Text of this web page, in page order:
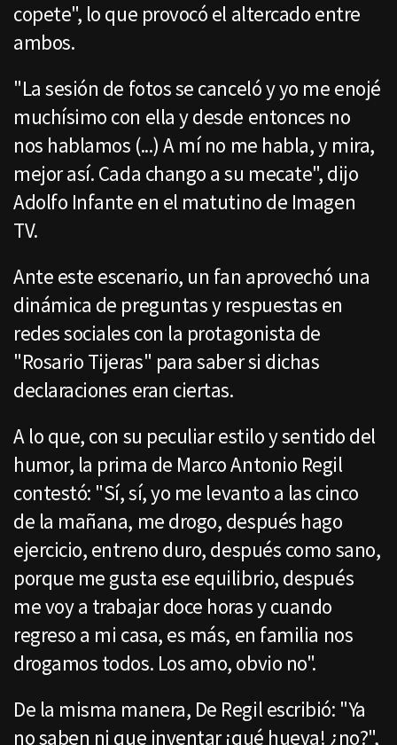
copete", lo que provocó el altercado entre
ambos.
"La sesión de fotos se canceló y yo me enojé
muchísimo con ella y desde entonces no
nos hablamos (...) A mí no me habla, y mira,
mejor así. Cada chango a su mecate", dijo
Adolfo Infante en el matutino de Imagen
TV.
Ante este escenario, un fan aprovechó una
dinámica de preguntas y respuestas en
redes sociales con la protagonista de
"Rosario Tijeras" para saber si dichas
declaraciones eran ciertas.
A lo que, con su peculiar estilo y sentido del
humor, la prima de Marco Antonio Regil
contestó: "Sí, sí, yo me levanto a las cinco
de la mañana, me drogo, después hago
ejercicio, entreno duro, después como sano,
porque me gusta ese equilibrio, después
me voy a trabajar doce horas y cuando
regreso a mi casa, es más, en familia nos
drogamos todos. Los amo, obvio no".
De la misma manera, De Regil escribió: "Ya
no saben ni que inventar ¡qué hueva! ¿no?",